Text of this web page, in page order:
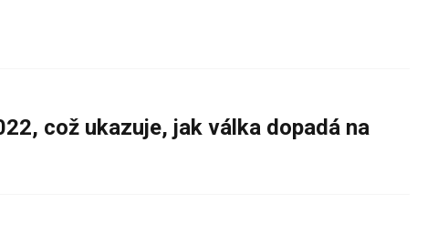
což ukazuje, jak válka dopadá na